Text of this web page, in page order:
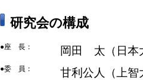
研究会の構成
●座 長： 岡田 太（日本
●委 員：
甘利公人（上智